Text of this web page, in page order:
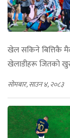
खेल सकिने बित्तिकै
खेलाडीहरू जितको
सोमबार, साउन ४, २०८३